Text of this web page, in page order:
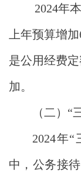
2024年
上年预算增加
是公用经费
加。
（二） “
2024年“
中，公务接